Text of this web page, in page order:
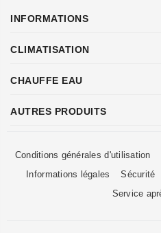
INFORMATIONS
CLIMATISATION
CHAUFFE EAU
AUTRES PRODUITS
Conditions générales d'utilisation
Informations légales
Sécurité
Service